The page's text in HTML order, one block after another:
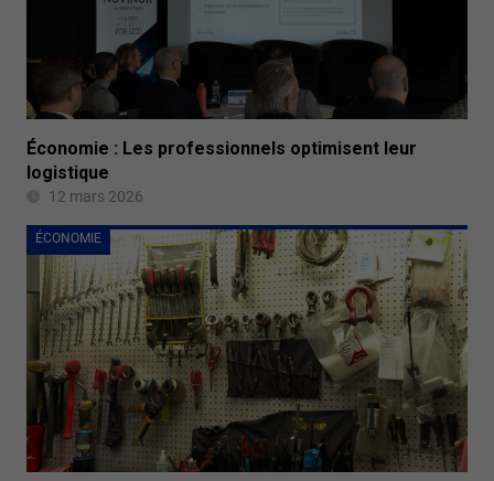
Économie : Les professionnels optimisent leur
logistique
12 mars 2026
ÉCONOMIE